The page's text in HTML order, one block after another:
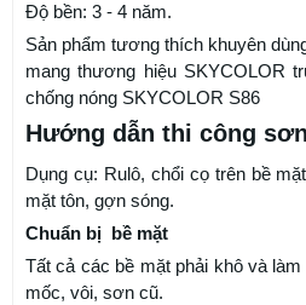
Độ bền: 3 - 4 năm.
Sản phẩm tương thích khuyên
mang thương hiệu SKYCOLOR
chống nóng SKYCOLOR S86
Hướng dẫn thi công
Dụng cụ: Rulô, chổi cọ trên bề
mặt tôn, gợn sóng.
Chuẩn bị bề mặt
Tất cả các bề mặt phải khô và
mốc, vôi, sơn cũ.